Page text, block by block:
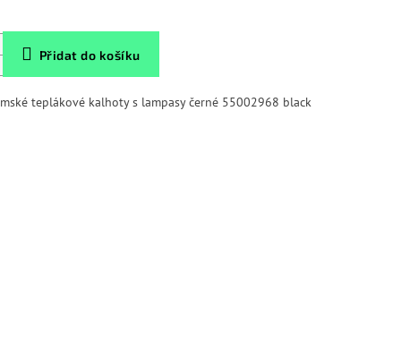
Přidat do košíku
teplákové kalhoty s lampasy černé 55002968 black